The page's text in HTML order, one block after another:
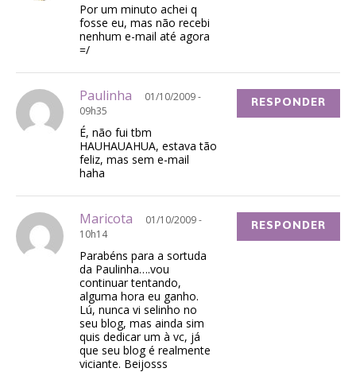
Por um minuto achei q
fosse eu, mas não recebi
nenhum e-mail até agora
=/
Paulinha
01/10/2009 -
09h35
É, não fui tbm
HAUHAUAHUA, estava tão
feliz, mas sem e-mail
haha
RESPONDER
Maricota
01/10/2009 -
10h14
Parabéns para a sortuda
da Paulinha….vou
continuar tentando,
alguma hora eu ganho.
Lú, nunca vi selinho no
seu blog, mas ainda sim
quis dedicar um à vc, já
que seu blog é realmente
viciante. Beijosss
RESPONDER